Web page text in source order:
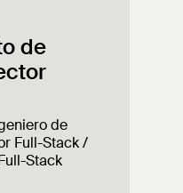
de
de
Full-Stack /
Stack